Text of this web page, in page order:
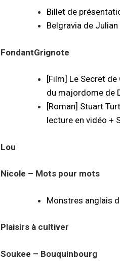
Billet de
Belgravia de
FondantGrignote
[Film] Le Secret
du majordome de
[Roman] Stuart
lecture en vidéo +
Lou
Nicole – Mots pour mots
Monstres anglais
Plaisirs à cultiver
Soukee – Bouquinbourg